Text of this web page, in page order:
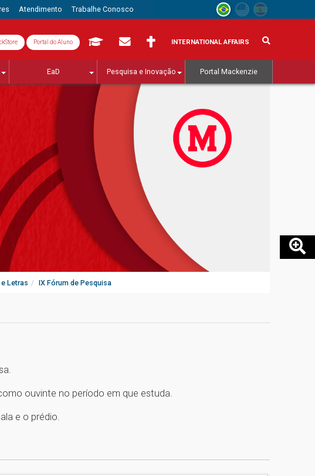
Atendimento Trabalhe Conosco
Portal do Aluno INTERNATIONAL AFFAIRS
EaD Pesquisa e Inovação Portal Mackenzie
Letras IX Fórum de Pesquisa
ouvinte no período em que estuda.
e o prédio.